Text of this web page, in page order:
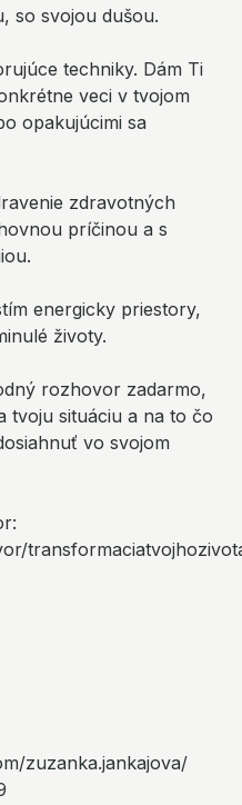
so svojou dušou.
techniky. Dám Ti
veci v tvojom
opakujúcimi sa
zdravotných
príčinou a s
energicky priestory,
životy.
rozhovor zadarmo,
tvoju situáciu a na to čo
vo svojom
zuzanka.jankajova/